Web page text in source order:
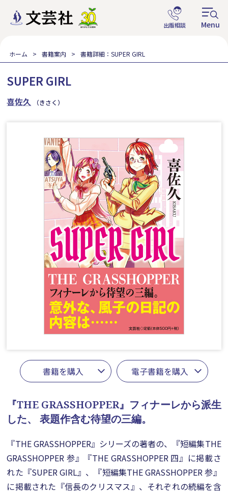
ホーム 書籍案内 書籍詳細：SUPER GIRL
SUPER GIRL
喜佐久 （きさく）
書籍を購入 電子書籍を購入
『THE GRASSHOPPER』フィナーレから派生
した、
表題作含む待望の三編。
『THE GRASSHOPPER』シリーズの著者の、『短編集THE
GRASSHOPPER 参』『THE GRASSHOPPER 四』に掲載さ
れた『SUPER GIRL』、『短編集THE GRASSHOPPER 参』
に掲載された『信長のクリスマス』、それぞれの続編を含